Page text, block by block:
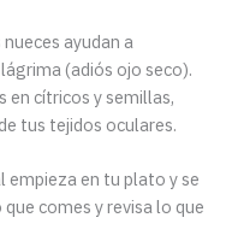
ayudan a
(adiós ojo seco).
en cítricos y semillas,
tus tejidos oculares.
empieza en tu plato y se
comes y revisa lo que